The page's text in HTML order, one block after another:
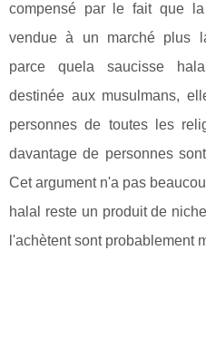
compensé par le fait que
vendue à un marché plus
parce quela saucisse
destinée aux musulmans,
personnes de toutes les
davantage de personnes
Cet argument n'a pas
halal reste un produit de
l'achètent sont probablement